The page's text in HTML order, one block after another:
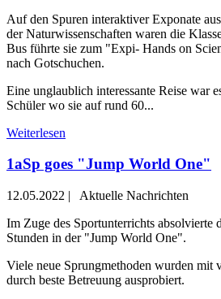
Auf den Spuren interaktiver Exponate
der Naturwissenschaften waren die
Bus führte sie zum "Expi- Hands on
nach Gotschuchen.
Eine unglaublich interessante Reise war
Schüler wo sie auf rund 60...
Weiterlesen
1aSp goes "Jump World One"
12.05.2022 |
Aktuelle Nachrichten
Im Zuge des Sportunterrichts absolvierte
Stunden in der "Jump World One".
Viele neue Sprungmethoden wurden mit
durch beste Betreuung ausprobiert.